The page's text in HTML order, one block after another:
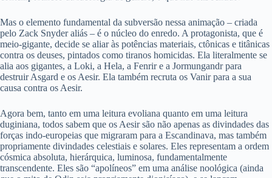
Mas o elemento fundamental da subversão nessa animação – criada
pelo Zack Snyder aliás – é o núcleo do enredo. A protagonista, que é
meio-gigante, decide se aliar às potências materiais, ctônicas e titânicas
contra os deuses, pintados como tiranos homicidas. Ela literalmente se
alia aos gigantes, a Loki, a Hela, a Fenrir e a Jormungandr para
destruir Asgard e os Aesir. Ela também recruta os Vanir para a sua
causa contra os Aesir.
Agora bem, tanto em uma leitura evoliana quanto em uma leitura
duginiana, todos sabem que os Aesir são não apenas as divindades das
forças indo-europeias que migraram para a Escandinava, mas também
propriamente divindades celestiais e solares. Eles representam a ordem
cósmica absoluta, hierárquica, luminosa, fundamentalmente
transcendente. Eles são “apolíneos” em uma análise noológica (ainda